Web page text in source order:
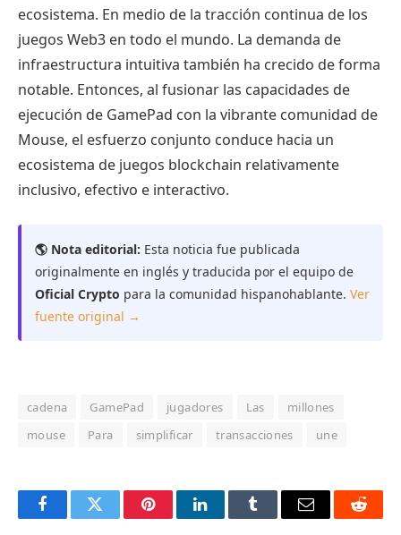
ecosistema. En medio de la tracción continua de los
juegos Web3 en todo el mundo. La demanda de
infraestructura intuitiva también ha crecido de forma
notable. Entonces, al fusionar las capacidades de
ejecución de GamePad con la vibrante comunidad de
Mouse, el esfuerzo conjunto conduce hacia un
ecosistema de juegos blockchain relativamente
inclusivo, efectivo e interactivo.
🌎 Nota editorial: Esta noticia fue publicada
originalmente en inglés y traducida por el equipo de
Oficial Crypto para la comunidad hispanohablante. Ver
fuente original →
cadena GamePad jugadores Las
millones
mouse
Para simplificar transacciones une
FacebookTwitter PinterestLinkedInTumblr Email Reddit